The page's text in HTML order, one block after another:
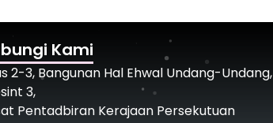
Kami
2-3, Bangunan Hal Ehwal Undang-Undang,
3,
Pentadbiran Kerajaan Persekutuan